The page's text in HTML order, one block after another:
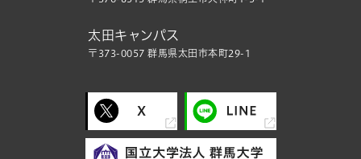
太田キャンパス
〒373-0057 群馬県太田市本町29-1